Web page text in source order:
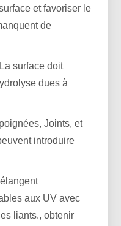
et favoriser le
de
surface doit
dues à
Joints, et
introduire
aux UV avec
liants., obtenir